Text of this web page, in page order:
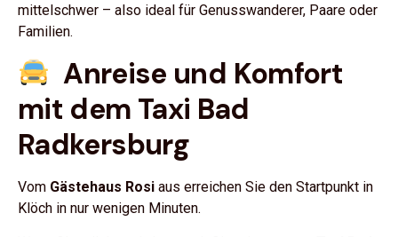
mittelschwer – also ideal für Genusswanderer, Paare oder
Familien.
Anreise und Komfort
mit dem Taxi Bad
Radkersburg
Vom Gästehaus Rosi aus erreichen Sie den Startpunkt in
Klöch in nur wenigen Minuten.